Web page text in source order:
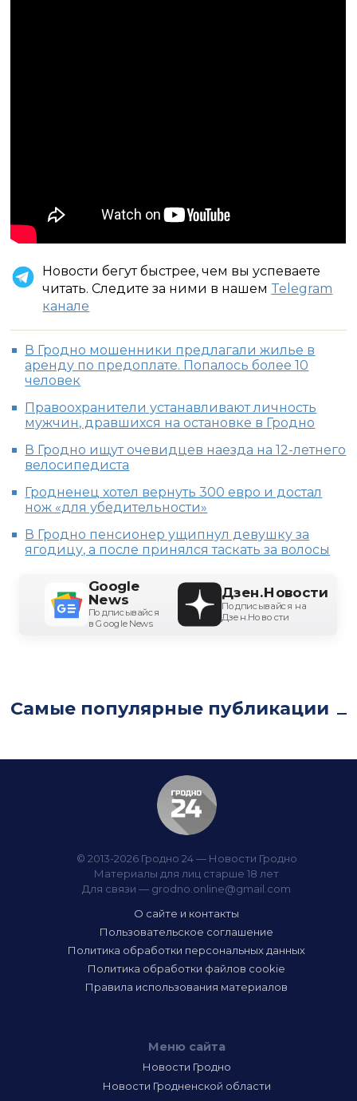
Новости бегут быстрее, чем вы успеваете
читать. Следите за ними в нашем Telegram
канале
В Гродно мошенники предлагали жилье в
аренду по предоплате. Попалось более 10
человек
Правоохранители устанавливают личность
мужчин, дравшихся на остановке в Гродно
В Гродно ищут очевидцев наезда на 12-летнего
велосипедиста
Гродненец хотел вернуть 300 евро и достал
нож «для убедительности»
В Гродно пенсионер ущипнул девушку за
ягодицу, а после принялся таскать за волосы
Google
News
Подписывайся
в Google News
Дзен.Новости
Подписывайся на
Дзен.Новости
Самые популярные публикации
© 2013-2026 Гродно 24 — Новости Гродно
Материалы для лиц старше 18 лет
Для связи — grodno.online@gmail.com
О сайте и контакты
Пользовательское соглашение
Политика обработки персональных данных
Политика обработки файлов cookie
Правила использования материалов
Меню сайта
Новости Гродно
Новости Гродненской области